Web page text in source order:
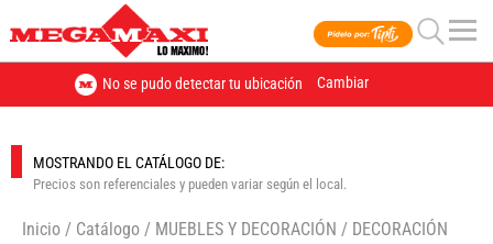
No se pudo detectar tu ubicación Cambiar
MOSTRANDO EL CATÁLOGO DE:
Precios son referenciales y pueden variar según el local.
Inicio / Catálogo / MUEBLES Y DECORACIÓN / DECORACIÓN